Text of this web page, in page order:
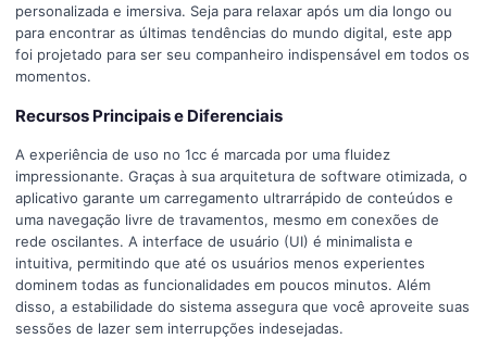
personalizada e imersiva. Seja para relaxar após um dia longo ou
para encontrar as últimas tendências do mundo digital, este app
foi projetado para ser seu companheiro indispensável em todos os
momentos.
Recursos Principais e Diferenciais
A experiência de uso no 1cc é marcada por uma fluidez
impressionante. Graças à sua arquitetura de software otimizada, o
aplicativo garante um carregamento ultrarrápido de conteúdos e
uma navegação livre de travamentos, mesmo em conexões de
rede oscilantes. A interface de usuário (UI) é minimalista e
intuitiva, permitindo que até os usuários menos experientes
dominem todas as funcionalidades em poucos minutos. Além
disso, a estabilidade do sistema assegura que você aproveite suas
sessões de lazer sem interrupções indesejadas.